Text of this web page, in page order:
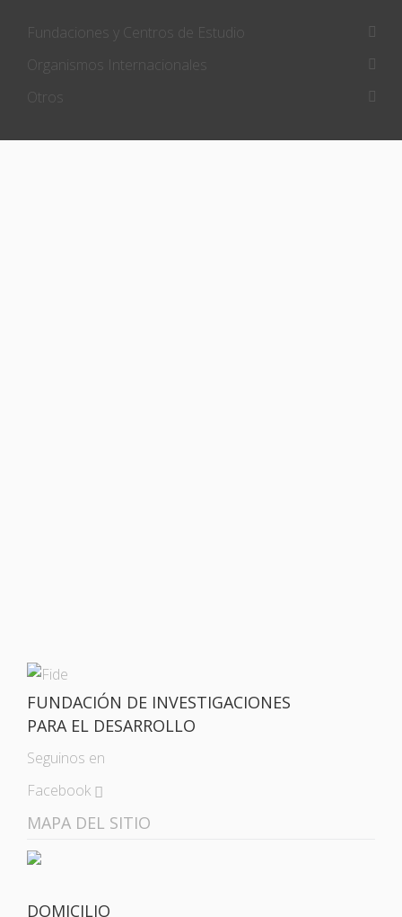
Fundaciones y Centros de Estudio
Organismos Internacionales
Otros
FUNDACIÓN DE INVESTIGACIONES
PARA EL DESARROLLO
Seguinos en
Facebook
MAPA DEL SITIO
DOMICILIO